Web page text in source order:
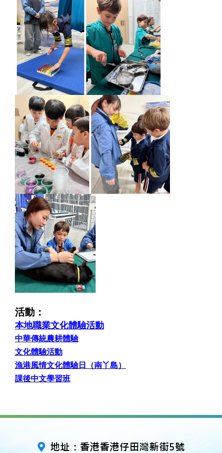
活動：
本地職業文化體驗活動
中華傳統農耕體驗
文化體驗活動
漁港風情文化體驗日（南丫島）
課後中文學習班
地址：香港香港仔田灣新街5號